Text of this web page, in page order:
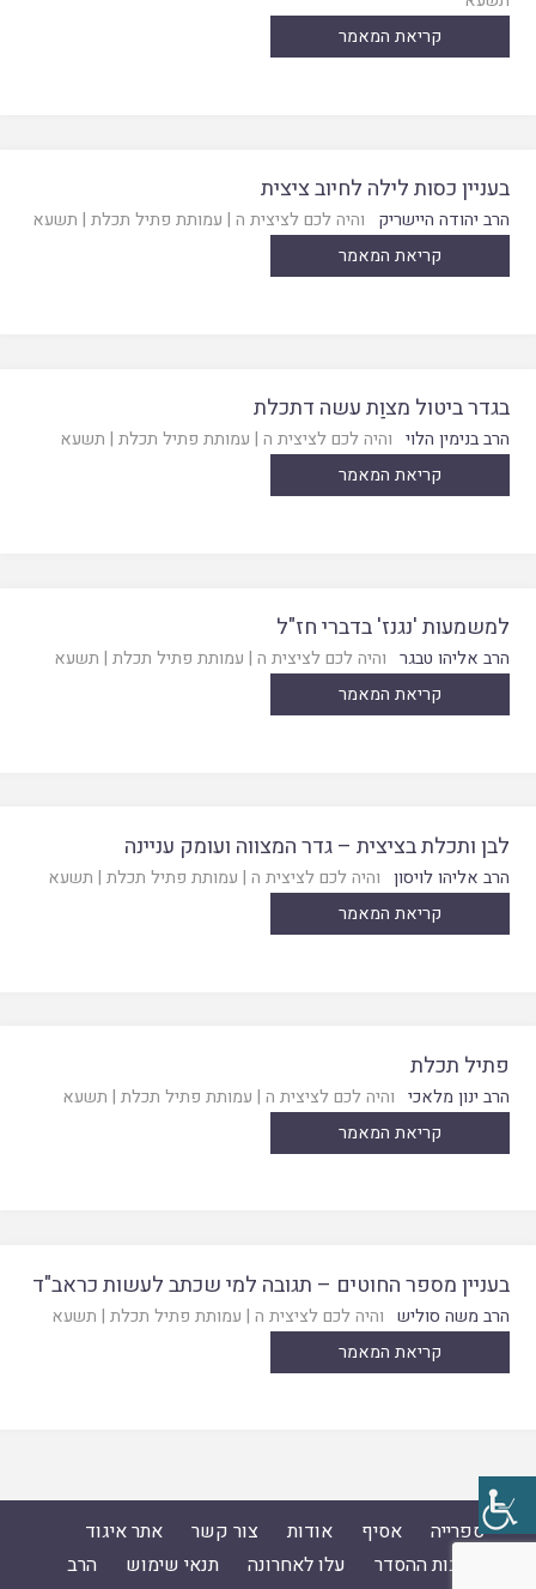
קריאת המאמר
בעניין כסות לילה לחיוב ציצית
הרב יהודה היישריק והיה לכם לציצית ה | עמותת פתיל תכלת | תשעא
קריאת המאמר
בגדר ביטול מצוַת עשה דתכלת
הרב בנימין הלוי והיה לכם לציצית ה | עמותת פתיל תכלת | תשעא
קריאת המאמר
למשמעות 'נגנז' בדברי חז"ל
הרב אליהו טבגר והיה לכם לציצית ה | עמותת פתיל תכלת | תשעא
קריאת המאמר
לבן ותכלת בציצית – גדר המצווה ועומק עניינה
הרב אליהו לויסון והיה לכם לציצית ה | עמותת פתיל תכלת | תשעא
קריאת המאמר
פתיל תכלת
הרב ינון מלאכי והיה לכם לציצית ה | עמותת פתיל תכלת | תשעא
קריאת המאמר
בעניין מספר החוטים – תגובה למי שכתב לעשות כראב"ד
הרב משה סוליש והיה לכם לציצית ה | עמותת פתיל תכלת | תשעא
קריאת המאמר
ספרייה אסיף אודות צור קשר
אתר איגוד
ישיבות ההסדר
עלו לאחרונה תנאי שימוש
הרב